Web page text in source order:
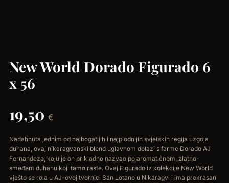
New World Dorado Figurado 6
x 56
19,50 €
Nadahnuta jednim od najbogatijih i najplodnijih svjetskih regija uzgoja
duhana, ovaj nikaragvanski blend uglavnom dolazi s farme Dorado AJ
Fernandeza, koju je on prikladno nazvao po aromatičnom, zlatno-
smeđem duhanu koji tamo raste. Ovaj Figurado iz kolekcije New World
vješto se rola u AJ-ovoj tvornici San Lotano u Nikaragvi i ima prekrasan